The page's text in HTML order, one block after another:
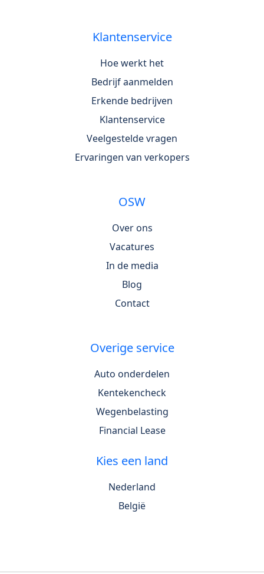
Klantenservice
Hoe werkt het
Bedrijf aanmelden
Erkende bedrijven
Klantenservice
Veelgestelde vragen
Ervaringen van verkopers
OSW
Over ons
Vacatures
In de media
Blog
Contact
Overige service
Auto onderdelen
Kentekencheck
Wegenbelasting
Financial Lease
Kies een land
Nederland
België